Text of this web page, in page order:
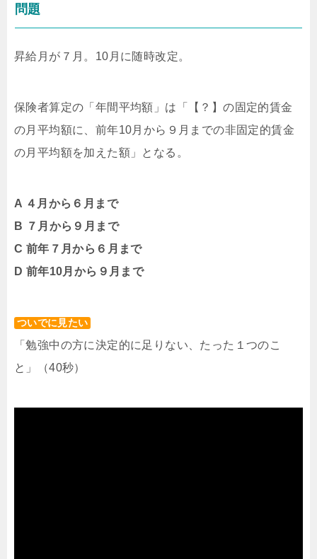
問題
昇給月が７月。10月に随時改定。
保険者算定の「年間平均額」は「【？】の固定的賃金
の月平均額に、前年10月から９月までの非固定的賃金
の月平均額を加えた額」となる。
A ４月から６月まで
B ７月から９月まで
C 前年７月から６月まで
D 前年10月から９月まで
ついでに見たい
「勉強中の方に決定的に足りない、たった１つのこ
と」（40秒）